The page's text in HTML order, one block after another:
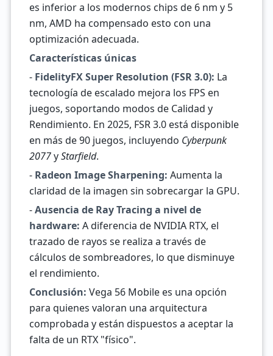
es inferior a los modernos chips de 6 nm y 5
nm, AMD ha compensado esto con una
optimización adecuada.
Características únicas
- FidelityFX Super Resolution (FSR 3.0): La
tecnología de escalado mejora los FPS en
juegos, soportando modos de Calidad y
Rendimiento. En 2025, FSR 3.0 está disponible
en más de 90 juegos, incluyendo Cyberpunk
2077yStarfield.
- Radeon Image Sharpening: Aumenta la
claridad de la imagen sin sobrecargar la GPU.
-Ausencia de Ray Tracing a nivel de
hardware: A diferencia de NVIDIA RTX, el
trazado de rayos se realiza a través de
cálculos de sombreadores, lo que disminuye
el rendimiento.
Conclusión: Vega 56 Mobile es una opción
para quienes valoran una arquitectura
comprobada y están dispuestos a aceptar la
falta de un RTX "físico".